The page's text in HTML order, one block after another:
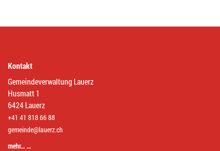
Kontakt
Gemeindeverwaltung Lauerz
Husmatt 1
6424 Lauerz
+41 41 818 66 88
gemeinde@lauerz.ch
mehr… …